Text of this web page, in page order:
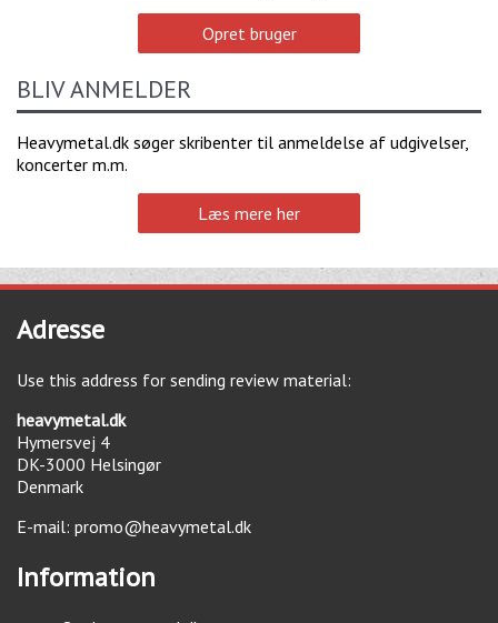
Opret bruger
BLIV ANMELDER
Heavymetal.dk søger skribenter til anmeldelse af udgivelser,
koncerter m.m.
Læs mere her
Adresse
Use this address for sending review material:
heavymetal.dk
Hymersvej 4
DK-3000 Helsingør
Denmark
E-mail: promo@heavymetal.dk
Information